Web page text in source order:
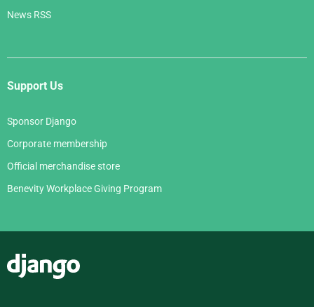
News RSS
Support Us
Sponsor Django
Corporate membership
Official merchandise store
Benevity Workplace Giving Program